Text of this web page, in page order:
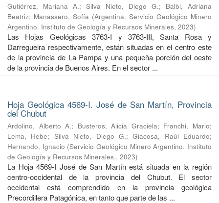
Gutiérrez, Mariana A.; Silva Nieto, Diego G.; Balbi, Adriana
Beatriz; Manassero, Sofía (Argentina. Servicio Geológico Minero
Argentino. Instituto de Geología y Recursos Minerales, 2023)
Las Hojas Geológicas 3763-I y 3763-III, Santa Rosa y
Darregueira respectivamente, están situadas en el centro este
de la provincia de La Pampa y una pequeña porción del oeste
de la provincia de Buenos Aires. En el sector ...
Hoja Geológica 4569-I. José de San Martín, Provincia
del Chubut
Ardolino, Alberto A.; Busteros, Alicia Graciela; Franchi, Mario;
Lema, Hebe; Silva Nieto, Diego G.;Giacosa, Raúl Eduardo;
Hernando, Ignacio (Servicio Geológico Minero Argentino. Instituto
de Geología y Recursos Minerales., 2023)
La Hoja 4569-I José de San Martín está situada en la región
centro-occidental de la provincia del Chubut. El sector
occidental está comprendido en la provincia geológica
Precordillera Patagónica, en tanto que parte de las ...